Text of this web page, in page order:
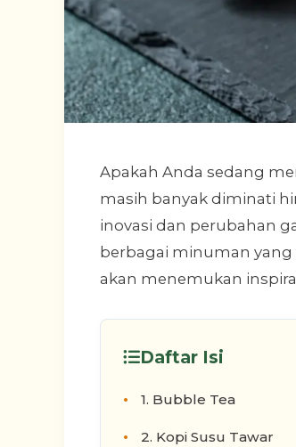
Apakah Anda sedang
masih banyak diminati
inovasi dan perubahan
berbagai minuman
akan menemukan
Daftar Isi
1. Bubble Tea
2. Kopi Susu Tawar